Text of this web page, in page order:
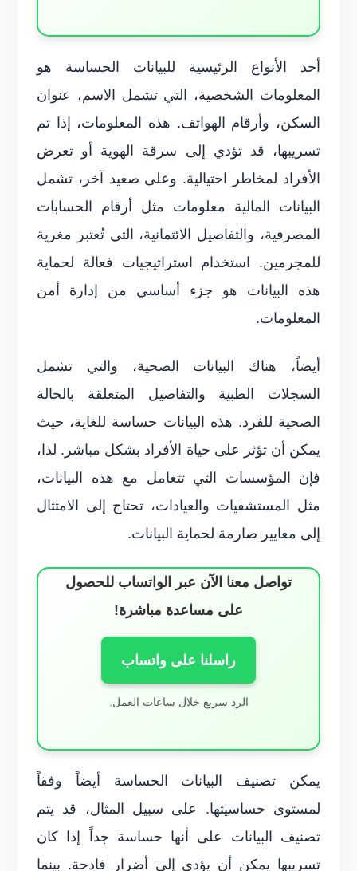
أحد الأنواع الرئيسية للبيانات الحساسة هو
المعلومات الشخصية، التي تشمل الاسم، عنوان
السكن، وأرقام الهواتف. هذه المعلومات، إذا تم
تسريبها، قد تؤدي إلى سرقة الهوية أو تعرض
الأفراد لمخاطر احتيالية. وعلى صعيد آخر، تشمل
البيانات المالية معلومات مثل أرقام الحسابات
المصرفية، والتفاصيل الائتمانية، التي تُعتبر مغرية
للمجرمين. استخدام استراتيجيات فعالة لحماية
هذه البيانات هو جزء أساسي من إدارة أمن
المعلومات.
أيضاً، هناك البيانات الصحية، والتي تشمل
السجلات الطبية والتفاصيل المتعلقة بالحالة
الصحية للفرد. هذه البيانات حساسة للغاية، حيث
يمكن أن تؤثر على حياة الأفراد بشكل مباشر. لذا،
فإن المؤسسات التي تتعامل مع هذه البيانات،
مثل المستشفيات والعيادات، تحتاج إلى الامتثال
إلى معايير صارمة لحماية البيانات.
تواصل معنا الآن عبر الواتساب للحصول
على مساعدة مباشرة!
راسلنا على واتساب
الرد سريع خلال ساعات العمل.
يمكن تصنيف البيانات الحساسة أيضاً وفقاً
لمستوى حساسيتها. على سبيل المثال، قد يتم
تصنيف البيانات على أنها حساسة جداً إذا كان
تسريبها يمكن أن يؤدي إلى أضرار فادحة. بينما